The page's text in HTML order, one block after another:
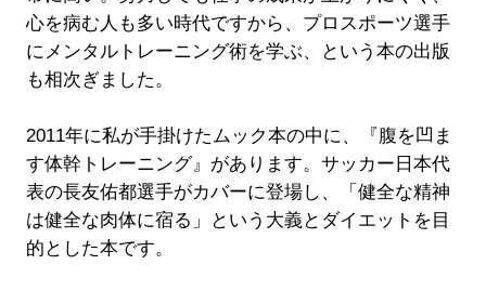
心を病む人も多い時代ですから、プロスポーツ選手
にメンタルトレーニング術を学ぶ、という本の出版
も相次ぎました。
2011年に私が手掛けたムック本の中に、『腹を凹ま
す体幹トレーニング』があります。サッカー日本代
表の長友佑都選手がカバーに登場し、「健全な精神
は健全な肉体に宿る」という大義とダイエットを目
的とした本です。